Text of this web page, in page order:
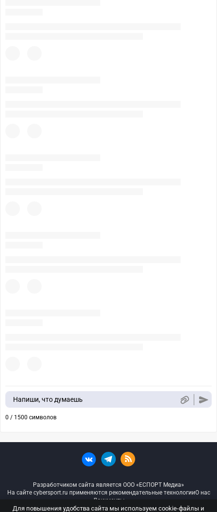
Напиши, что думаешь
0 / 1500 символов
Разработчиком сайта является ООО «ЕСПОРТ Медиа»
На сайте cybersport.ru применяются рекомендательные технологииО нас
Документы
Для повышения удобства сайта мы используем cookie-файлы и